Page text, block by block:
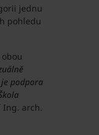
jednu
pohledu
podpora
Ing. arch.